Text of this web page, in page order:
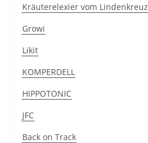
Kräuterelexier vom Lindenkreuz
Growi
Likit
KOMPERDELL
HIPPOTONIC
JFC
Back on Track